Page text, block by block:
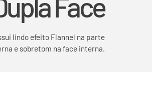
lindo efeito Flannel na parte
e sobretom na face interna.